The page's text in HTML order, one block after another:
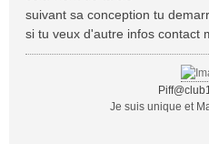
s
g
e
suivant sa conception tu
si tu veux d'autre infos contact
Je suis unique et